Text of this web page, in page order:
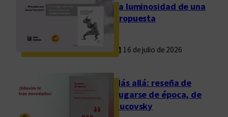
La luminosidad de una
propuesta
16 de julio de 2026
Más allá: reseña de
Fugarse de época, de
Rucovsky